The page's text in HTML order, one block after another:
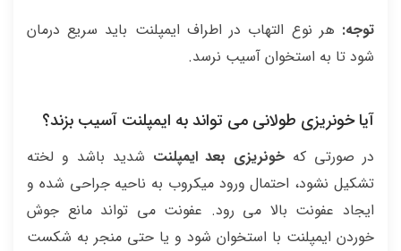
توجه: هر نوع التهاب در اطراف ایمپلنت باید سریع درمان
شود تا به استخوان آسیب نرسد.
آیا خونریزی طولانی می تواند به ایمپلنت آسیب بزند؟
در صورتی که خونریزی بعد ایمپلنت شدید باشد و لخته
تشکیل نشود، احتمال ورود میکروب به ناحیه جراحی شده و
ایجاد عفونت بالا می رود. عفونت می تواند مانع جوش
خوردن ایمپلنت با استخوان شود و یا حتی منجر به شکست